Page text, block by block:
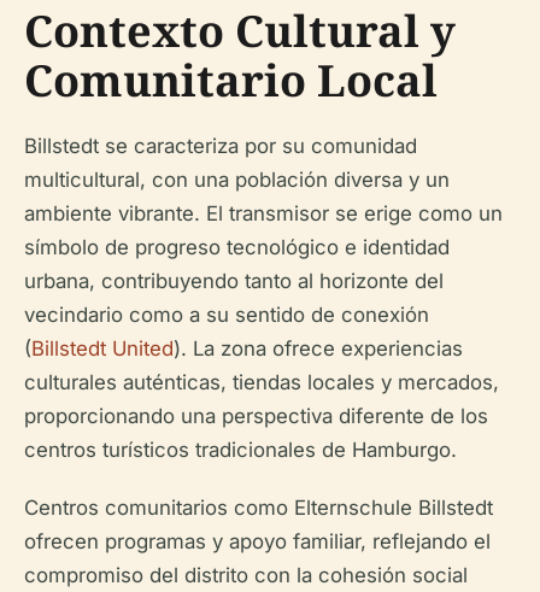
Contexto Cultural y
Comunitario Local
Billstedt se caracteriza por su comunidad
multicultural, con una población diversa y un
ambiente vibrante. El transmisor se erige como un
símbolo de progreso tecnológico e identidad
urbana, contribuyendo tanto al horizonte del
vecindario como a su sentido de conexión
(Billstedt United). La zona ofrece experiencias
culturales auténticas, tiendas locales y mercados,
proporcionando una perspectiva diferente de los
centros turísticos tradicionales de Hamburgo.
Centros comunitarios como Elternschule Billstedt
ofrecen programas y apoyo familiar, reflejando el
compromiso del distrito con la cohesión social